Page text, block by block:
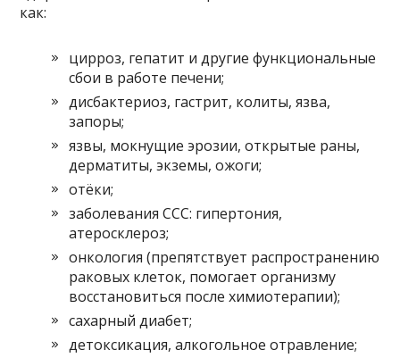
как:
цирроз, гепатит и другие функциональные
сбои в работе печени;
дисбактериоз, гастрит, колиты, язва,
запоры;
язвы, мокнущие эрозии, открытые раны,
дерматиты, экземы, ожоги;
отёки;
заболевания ССС: гипертония,
атеросклероз;
онкология (препятствует распространению
раковых клеток, помогает организму
восстановиться после химиотерапии);
сахарный диабет;
детоксикация, алкогольное отравление;